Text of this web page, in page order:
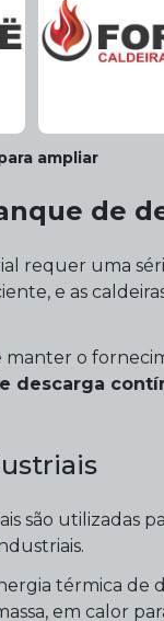
ampliar
de
requer uma
e as
manter o
descarga
são utilizadas
térmica de
em calor